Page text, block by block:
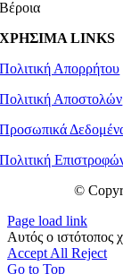
Βέροια
ΧΡΗΣΙΜΑ LINKS
Πολιτική Απορρήτου
Πολιτική Αποστολών
Προσωπικά
Πολιτική
©
Page load link
Αυτός ο ιστότοπος
Accept All Reject
Go to Top